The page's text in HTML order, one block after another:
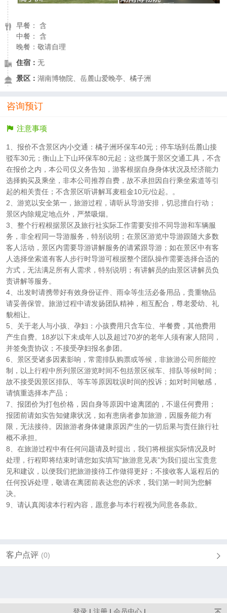
早餐： 含
中餐： 含
晚餐：敬请自理
住宿： 无
景区： 湖南博物院、岳麓山爱晚亭、橘子洲
咨询预订
注意事项
1、报价不含景区内小交通：橘子洲环保车40元；停车场到岳麓山接
驳车30元；衡山上下山环保车80元起；这些属于景区交通工具，不含
在报价之内，本公司仅义务告知，游客根据自身身体状况及经济能力
选择购买及乘坐，非本公司推荐自费，故不承担因自行乘坐索道等引
起的相关责任；不含景区听讲解耳麦租金10元/位起。。
2、游览以安全第一，旅游过程，请听从导游安排，切忌擅自行动；
景区内除规定地点外，严禁吸烟。
3、整个行程根据景区及旅行社实际工作需要安排不同导游和车辆服
务，非全程同一导游服务，特别说明；在景区游览中导游跟随大多数
客人活动，景区内需要导游讲解服务的请紧跟导游；如在景区中有客
人选择坐索道有客人步行时导游可根据整个团队操作需要选择合适的
方式，无法满足所有人需求，特别说明；有讲解员的由景区讲解员负
责讲解等服务。
4、出发时请携带好有效身份证件、雨伞等生活必备用品，贵重物品
请妥善保管。旅游过程中请发扬团队精神，相互配合，尊老爱幼、礼
貌相让。
5、关于老人与小孩、孕妇：小孩费用只含车位、半餐费，其他费用
产生自费。18岁以下未成年人以及超过70岁的老年人须有家人陪同，
并签免责协议；不接受孕妇报名参团。
6、景区受诸多因素影响，常需排队购票或等候，非旅游公司所能控
制，以上行程中所列景区游览时间不包括景区候车、排队等候时间；
故不接受因景区排队、等车等原因耽误时间的投诉；如对时间敏感，
请慎重选择本产品；
7、报团价为打包价格，因自身等原因中途离团的，不退任何费用；
报团前请如实告知健康状况，如有患病者参加旅游，因服务能力有
限，无法接待。因旅游者身体健康原因产生的一切后果与责任旅行社
概不承担。
8、在旅游过程中有任何问题请及时提出，我们将根据实际情况及时
处理，行程即将结束时请您如实填写“旅游意见表”为我们提出宝贵意
见和建议，以便我们把旅游接待工作做得更好；不接收客人返程后的
任何投诉处理，敬请在离团前表达您的诉求，我们第一时间为您解
决。
9、请认真阅读本行程内容，愿意参与本行程视为同意各条款。
客户点评 (0)